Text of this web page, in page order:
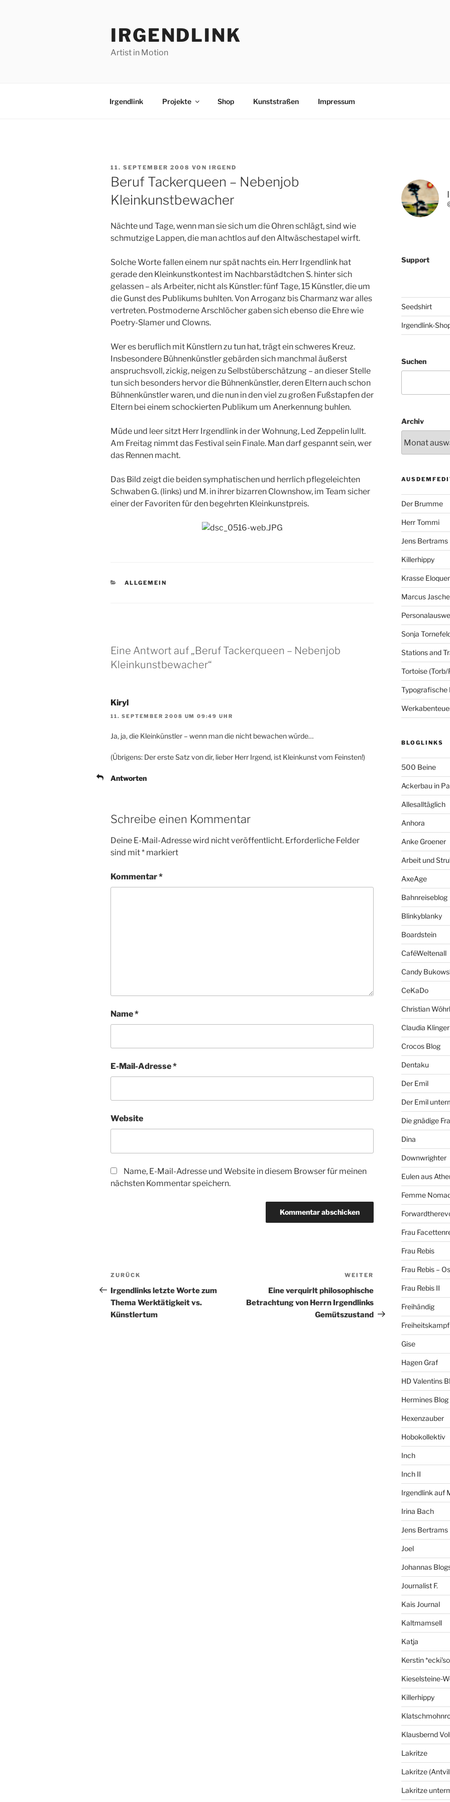
IRGENDLINK
Artist in Motion
Irgendlink Projekte Shop Kunststraßen Impressum
VERÖFFENTLICHT
AM
11. SEPTEMBER 2008 VON IRGEND
Beruf Tackerqueen – Nebenjob
Kleinkunstbewacher
Nächte und Tage, wenn man sie sich um die Ohren schlägt, sind wie
schmutzige Lappen, die man achtlos auf den Altwäschestapel wirft.
Solche Worte fallen einem nur spät nachts ein. Herr Irgendlink hat
gerade den Kleinkunstkontest im Nachbarstädtchen S. hinter sich
gelassen – als Arbeiter, nicht als Künstler: fünf Tage, 15 Künstler, die um
die Gunst des Publikums buhlten. Von Arroganz bis Charmanz war alles
vertreten. Postmoderne Arschlöcher gaben sich ebenso die Ehre wie
Poetry-Slamer und Clowns.
Wer es beruflich mit Künstlern zu tun hat, trägt ein schweres Kreuz.
Insbesondere Bühnenkünstler gebärden sich manchmal äußerst
anspruchsvoll, zickig, neigen zu Selbstüberschätzung – an dieser Stelle
tun sich besonders hervor die Bühnenkünstler, deren Eltern auch schon
Bühnenkünstler waren, und die nun in den viel zu großen Fußstapfen der
Eltern bei einem schockierten Publikum um Anerkennung buhlen.
Müde und leer sitzt Herr Irgendlink in der Wohnung, Led Zeppelin lullt.
Am Freitag nimmt das Festival sein Finale. Man darf gespannt sein, wer
das Rennen macht.
Das Bild zeigt die beiden symphatischen und herrlich pflegeleichten
Schwaben G. (links) und M. in ihrer bizarren Clownshow, im Team sicher
einer der Favoriten für den begehrten Kleinkunstpreis.
KATEGORIEN
ALLGEMEIN
Eine Antwort auf „Beruf Tackerqueen – Nebenjob
Kleinkunstbewacher“
Kiryl
11. SEPTEMBER 2008 UM 09:49 UHR
Ja, ja, die Kleinkünstler – wenn man die nicht bewachen würde…
(Übrigens: Der erste Satz von dir, lieber Herr Irgend, ist Kleinkunst vom Feinsten!)
Antworten
Schreibe einen Kommentar
Deine E-Mail-Adresse wird nicht veröffentlicht. Erforderliche Felder
sind mit* markiert
Kommentar*
Name*
E-Mail-Adresse*
Website
Name, E-Mail-Adresse und Website in diesem Browser für meinen
nächsten Kommentar speichern.
Beitragsnavigation
Vorheriger
Beitrag
ZURÜCK
Irgendlinks letzte Worte zum
Thema Werktätigkeit vs.
Künstlertum
Beitrag
WEITER
Eine verquirlt philosophische
Betrachtung von Herrn Irgendlinks
Gemütszustand
Support
Seedshirt
Irgendlink-
Suchen
Archiv
Der Brumme
Herr Tommi
Jens Bertrams
Killerhippy
Krasse
Marcus
Sonja
Stations and
Tortoise (Torb/
Typografische
BLOGLINKS
500 Beine
Ackerbau in
Allesalltäglich
Anhora
Anke Groener
Arbeit und
AxeAge
Bahnreiseblog
Blinkyblanky
Boardstein
CaféWeltenall
Candy
CeKaDo
Christian Wöhrl
Claudia Klinger
Crocos Blog
Dentaku
Der Emil
Der Emil
Die gnädige
Dina
Downwrighter
Eulen aus
Femme
Frau
Frau Rebis
Frau Rebis –
Frau Rebis II
Freihändig
Freiheitskampf
Gise
Hagen Graf
HD Valentins
Hermines Blog
Hexenzauber
Hobokollektiv
Inch
Inch II
Irgendlink auf
Irina Bach
Jens Bertrams
Joel
Johannas
Journalist F.
Kais Journal
Kaltmamsell
Katja
Kerstin
Kieselsteine-
Killerhippy
Klausbernd
Lakritze
Lakritze
Lakritze